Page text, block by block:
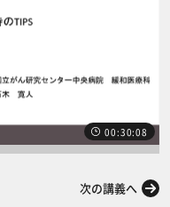
00:30:08
次の講義へ